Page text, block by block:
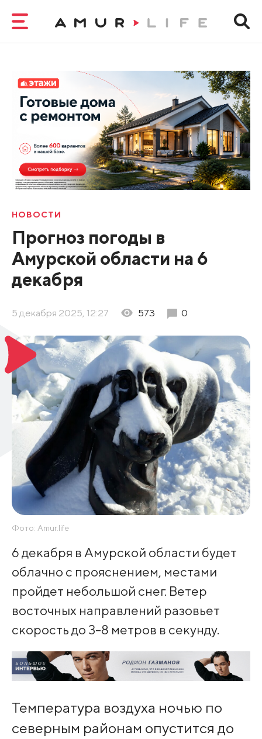
НОВОСТИ
Прогноз погоды в
Амурской области на 6
декабря
5 декабря 2025, 12:27 573 0
Фото: Amur.life
6 декабря в Амурской области будет
облачно с прояснением, местами
пройдет небольшой снег. Ветер
восточных направлений разовьет
скорость до 3-8 метров в секунду.
Температура воздуха ночью по
северным районам опустится до